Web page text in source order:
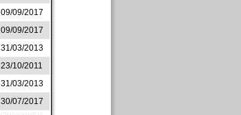
09/09/2017
09/09/2017
31/03/2013
23/10/2011
31/03/2013
30/07/2017